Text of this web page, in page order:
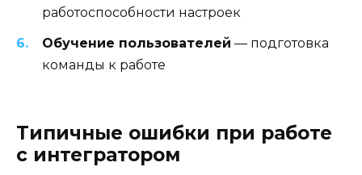
работоспособности настроек
Обучение пользователей — подготовка
команды к работе
Типичные ошибки при работе
с интегратором